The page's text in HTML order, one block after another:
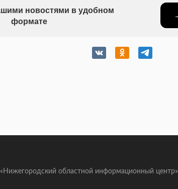
новостями в удобном
формате
областной информационный центр»